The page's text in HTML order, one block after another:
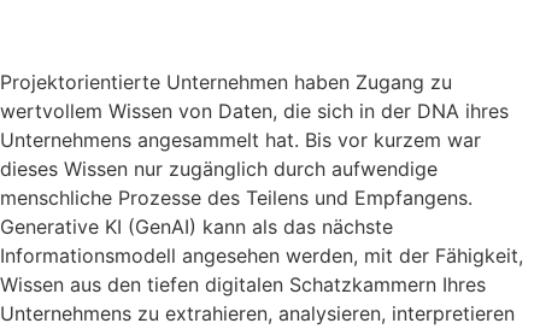
Projektorientierte Unternehmen haben Zugang zu
wertvollem Wissen von Daten, die sich in der DNA ihres
Unternehmens angesammelt hat. Bis vor kurzem war
dieses Wissen nur zugänglich durch aufwendige
menschliche Prozesse des Teilens und Empfangens.
Generative KI (GenAI) kann als das nächste
Informationsmodell angesehen werden, mit der Fähigkeit,
Wissen aus den tiefen digitalen Schatzkammern Ihres
Unternehmens zu extrahieren, analysieren, interpretieren